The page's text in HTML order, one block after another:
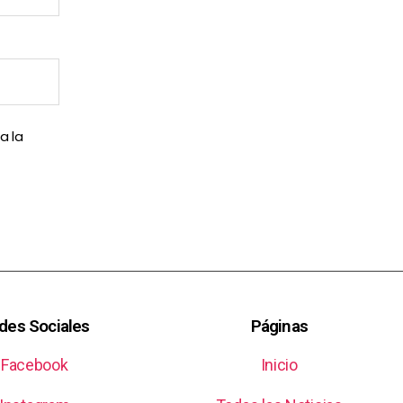
la
Sociales
Facebook
Páginas
Inicio